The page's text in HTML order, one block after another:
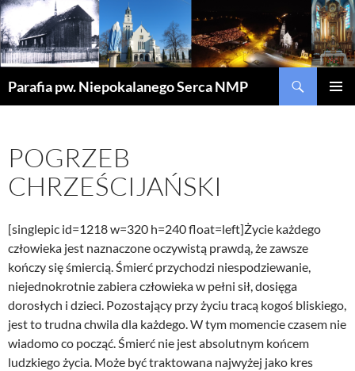
Parafia pw. Niepokalanego Serca NMP
POGRZEB
CHRZEŚCIJAŃSKI
[singlepic id=1218 w=320 h=240 float=left]Życie każdego
człowieka jest naznaczone oczywistą prawdą, że zawsze
kończy się śmiercią. Śmierć przychodzi niespodziewanie,
niejednokrotnie zabiera człowieka w pełni sił, dosięga
dorosłych i dzieci. Pozostający przy życiu tracą kogoś bliskiego,
jest to trudna chwila dla każdego. W tym momencie czasem nie
wiadomo co począć. Śmierć nie jest absolutnym końcem
ludzkiego życia. Może być traktowana najwyżej jako kres